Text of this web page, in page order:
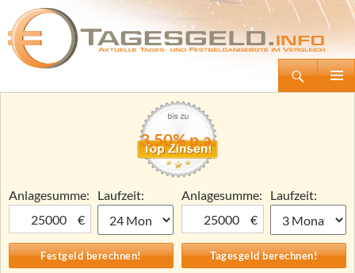
Tagesgeld.info – Tagesgeldkonten vergleichen und Tagesgeld-Zinsen berechnen
Zum
3,50% p.a.
Anlagesumme:
€
Laufzeit:
Anlagesumme:
€
Laufzeit: